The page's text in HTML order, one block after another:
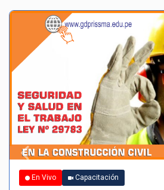
En Vivo Capacitación